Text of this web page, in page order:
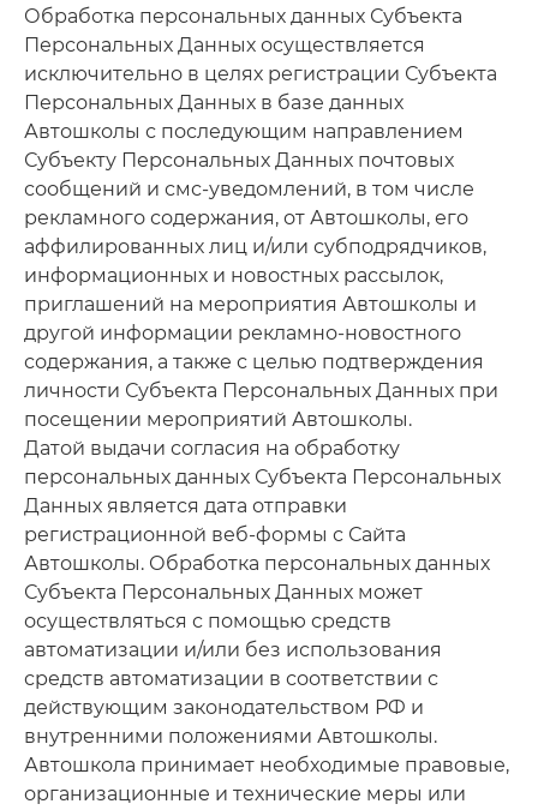
Обработка персональных данных Субъекта
Персональных Данных осуществляется
исключительно в целях регистрации Субъекта
Персональных Данных в базе данных
Автошколы с последующим направлением
Субъекту Персональных Данных почтовых
сообщений и смс-уведомлений, в том числе
рекламного содержания, от Автошколы, его
аффилированных лиц и/или субподрядчиков,
информационных и новостных рассылок,
приглашений на мероприятия Автошколы и
другой информации рекламно-новостного
содержания, а также с целью подтверждения
личности Субъекта Персональных Данных при
посещении мероприятий Автошколы.
Датой выдачи согласия на обработку
персональных данных Субъекта Персональных
Данных является дата отправки
регистрационной веб-формы с Сайта
Автошколы. Обработка персональных данных
Субъекта Персональных Данных может
осуществляться с помощью средств
автоматизации и/или без использования
средств автоматизации в соответствии с
действующим законодательством РФ и
внутренними положениями Автошколы.
Автошкола принимает необходимые правовые,
организационные и технические меры или